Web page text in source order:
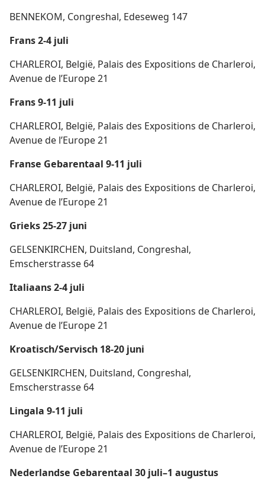
BENNEKOM, Congreshal, Edeseweg 147
Frans 2-4 juli
CHARLEROI, België, Palais des Expositions de Charleroi,
Avenue de l’Europe 21
Frans 9-11 juli
CHARLEROI, België, Palais des Expositions de Charleroi,
Avenue de l’Europe 21
Franse Gebarentaal 9-11 juli
CHARLEROI, België, Palais des Expositions de Charleroi,
Avenue de l’Europe 21
Grieks 25-27 juni
GELSENKIRCHEN, Duitsland, Congreshal,
Emscherstrasse 64
Italiaans 2-4 juli
CHARLEROI, België, Palais des Expositions de Charleroi,
Avenue de l’Europe 21
Kroatisch/Servisch 18-20 juni
GELSENKIRCHEN, Duitsland, Congreshal,
Emscherstrasse 64
Lingala 9-11 juli
CHARLEROI, België, Palais des Expositions de Charleroi,
Avenue de l’Europe 21
Nederlandse Gebarentaal 30 juli–1 augustus